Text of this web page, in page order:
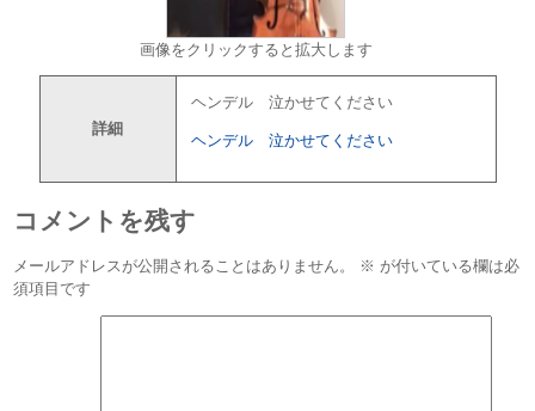
画像をクリックすると拡大します
詳細
ヘンデル 泣かせてください
ヘンデル 泣かせてください
コメントを残す
メールアドレスが公開されることはありません。 ※ が付いている欄は必
須項目です